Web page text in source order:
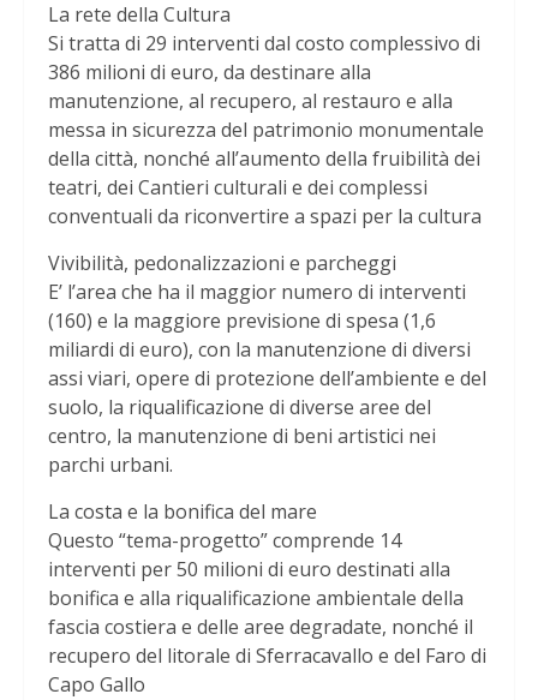
La rete della Cultura
Si tratta di 29 interventi dal costo complessivo di
386 milioni di euro, da destinare alla
manutenzione, al recupero, al restauro e alla
messa in sicurezza del patrimonio monumentale
della città, nonché all’aumento della fruibilità dei
teatri, dei Cantieri culturali e dei complessi
conventuali da riconvertire a spazi per la cultura
Vivibilità, pedonalizzazioni e parcheggi
E’ l’area che ha il maggior numero di interventi
(160) e la maggiore previsione di spesa (1,6
miliardi di euro), con la manutenzione di diversi
assi viari, opere di protezione dell’ambiente e del
suolo, la riqualificazione di diverse aree del
centro, la manutenzione di beni artistici nei
parchi urbani.
La costa e la bonifica del mare
Questo “tema-progetto” comprende 14
interventi per 50 milioni di euro destinati alla
bonifica e alla riqualificazione ambientale della
fascia costiera e delle aree degradate, nonché il
recupero del litorale di Sferracavallo e del Faro di
Capo Gallo